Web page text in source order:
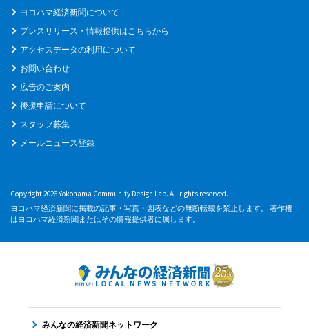
ヨコハマ経済新聞について
プレスリリース・情報提供はこちらから
アクセスデータの利用について
お問い合わせ
広告のご案内
後援申請について
スタッフ募集
メールニュース登録
Copyright 2026 Yokohama Community Design Lab. All rights reserved.
ヨコハマ経済新聞に掲載の記事・写真・図表などの無断転載を禁止します。 著作権
はヨコハマ経済新聞またはその情報提供者に属します。
みんなの経済新聞ネットワーク